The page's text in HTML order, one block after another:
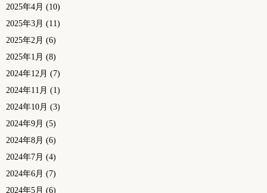
2025年4月 (10)
2025年3月 (11)
2025年2月 (6)
2025年1月 (8)
2024年12月 (7)
2024年11月 (1)
2024年10月 (3)
2024年9月 (5)
2024年8月 (6)
2024年7月 (4)
2024年6月 (7)
2024年5月 (6)